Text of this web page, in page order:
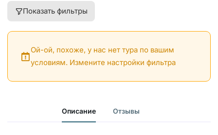
Показать фильтры
Ой-ой, похоже, у нас нет тура по вашим
условиям. Измените настройки фильтра
Описание Отзывы